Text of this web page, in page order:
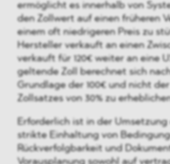
ermöglicht es innerhalb von
den Zollwert auf einen früheren
einem oft niedrigeren Preis zu
Hersteller verkauft an einen
verkauft für 120€ weiter an eine
geltende Zoll berechnet sich
Grundlage der 100€ und nicht
Zollsatzes von 30% zu
Erforderlich ist in der
strikte Einhaltung von
Rückverfolgbarkeit und
Vorausplanung sowohl auf